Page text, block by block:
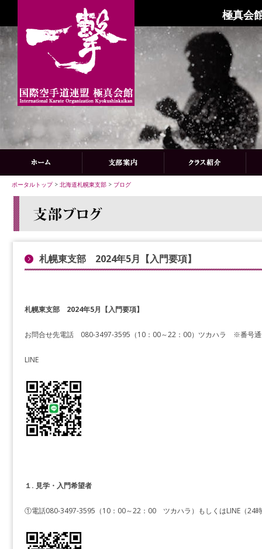
極真会
ポータルトップ> 北海道札幌東支部 > ブログ
札幌東支部 2024年5月【入門要項】
札幌東支部 2024年5月【入門要項】
お問合せ先電話 080-3497-3595（10：00～22：00）ツカハラ ※番号通
LINE
１. 見学・入門希望者
①電話080-3497-3595（10：00～22：00 ツカハラ）もしくはLINE（24